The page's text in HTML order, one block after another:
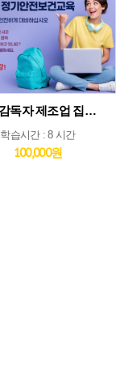
[관리감독자 제조업 집체교육_5월26일] 제조업종 관리감독자 집체 교육...5월26일 개강
학습시간 : 8 시간
100,000원